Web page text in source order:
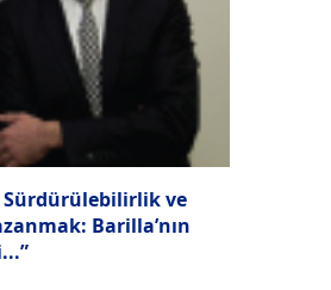
Sürdürülebilirlik ve
Barilla’nın